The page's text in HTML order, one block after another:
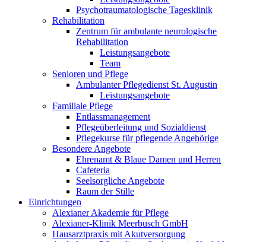
Psychotraumatologische Tagesklinik
Rehabilitation
Zentrum für ambulante neurologische
Rehabilitation
Leistungsangebote
Team
Senioren und Pflege
Ambulanter Pflegedienst St. Augustin
Leistungsangebote
Familiale Pflege
Entlassmanagement
Pflegeüberleitung und Sozialdienst
Pflegekurse für pflegende Angehörige
Besondere Angebote
Ehrenamt & Blaue Damen und Herren
Cafeteria
Seelsorgliche Angebote
Raum der Stille
Einrichtungen
Alexianer Akademie für Pflege
Alexianer-Klinik Meerbusch GmbH
Hausarztpraxis mit Akutversorgung